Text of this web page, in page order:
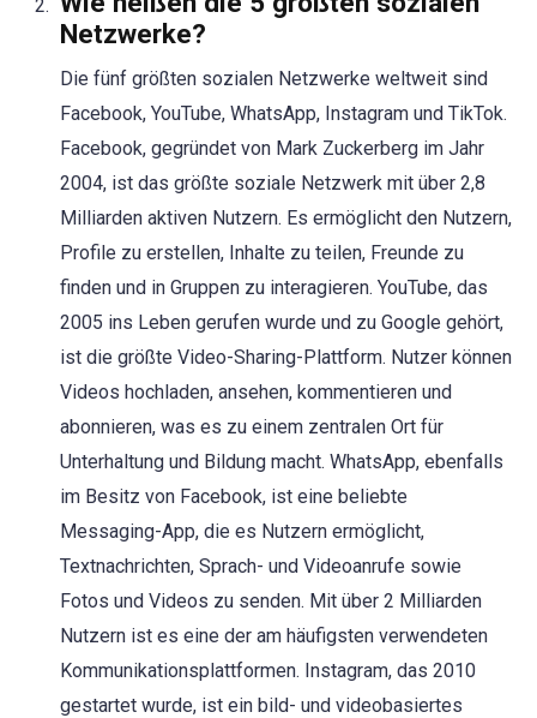
Netzwerke?
Die fünf größten sozialen Netzwerke weltweit sind
Facebook, YouTube, WhatsApp, Instagram und TikTok.
Facebook, gegründet von Mark Zuckerberg im Jahr
2004, ist das größte soziale Netzwerk mit über 2,8
Milliarden aktiven Nutzern. Es ermöglicht den Nutzern,
Profile zu erstellen, Inhalte zu teilen, Freunde zu
finden und in Gruppen zu interagieren. YouTube, das
2005 ins Leben gerufen wurde und zu Google gehört,
ist die größte Video-Sharing-Plattform. Nutzer können
Videos hochladen, ansehen, kommentieren und
abonnieren, was es zu einem zentralen Ort für
Unterhaltung und Bildung macht. WhatsApp, ebenfalls
im Besitz von Facebook, ist eine beliebte
Messaging-App, die es Nutzern ermöglicht,
Textnachrichten, Sprach- und Videoanrufe sowie
Fotos und Videos zu senden. Mit über 2 Milliarden
Nutzern ist es eine der am häufigsten verwendeten
Kommunikationsplattformen. Instagram, das 2010
gestartet wurde, ist ein bild- und videobasiertes